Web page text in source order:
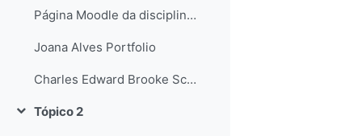
Página Moodle da disciplina de Science II
Joana Alves Portfolio
Charles Edward Brooke School Science Departament
Contrair
Tópico 2